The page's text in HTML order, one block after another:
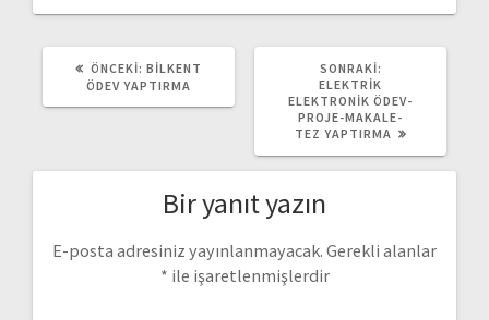
ÖNCEKI: ÖNCEKI
YAZI:
BILKENT
ÖDEV YAPTIRMA
SONRAKI:
ELEKTRIK
ELEKTRONIK ÖDEV-
PROJE-MAKALE-
TEZ YAPTIRMA
Bir yanıt yazın
E-posta adresiniz yayınlanmayacak. Gerekli alanlar
* ile işaretlenmişlerdir